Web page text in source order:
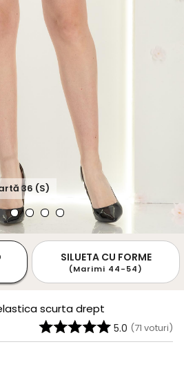
36 (S)
SILUETA CU FORME
(Marimi 44-54)
scurta drept
5.0 (71 voturi)